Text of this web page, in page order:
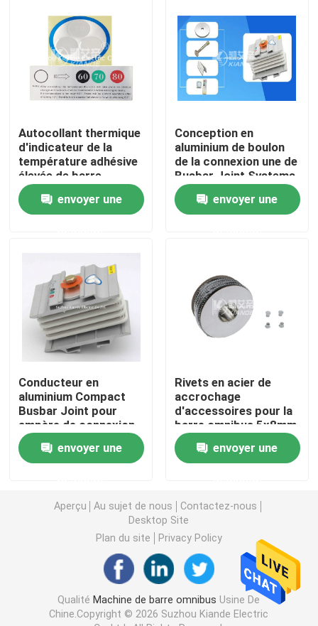
Visite d'usine
Contrôle de qualité
Nouvelles
Demandez une citation
Machine de développement de barre omnibus
Machine à cintrer de barre omnibus
Barre omnibus Mylar formant la machine
Accessoires de barre omnibus
Barre omnibus rivetant la machine
Machine de barre omnibus de commande numérique
Poinçonneuse de barre omnibus
Autocollant thermique
d'indicateur de la
température adhésive
élevée de barre
omnibus sur le joint de
barre omnibus
envoyer une
Conception en
aluminium de boulon
de la connexion une de
Busbar Joint Systems
de conducteur
envoyer une
Conducteur en
aluminium Compact
Busbar Joint pour
ampère de connexion
de système de Busway
de sandwich le divers
envoyer une
Rivets en acier de
accrochage
d'accessoires pour la
barre omnibus 5x8mm
envoyer une
Aperçu Au sujet de nous
Contactez-nous
Desktop Site
Plan du site
Privacy Policy
Qualité Machine de barre omnibus Usine De
Chine.Copyright © 2026 Suzhou Kiande Electric